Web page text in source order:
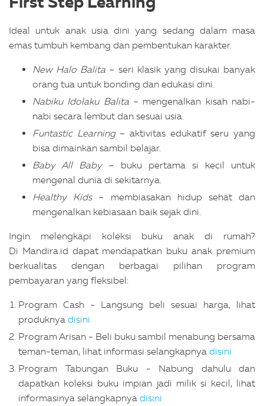
Ideal untuk anak usia dini yang sedang dalam masa
emas tumbuh kembang dan pembentukan karakter.
New Halo Balita – seri klasik yang disukai banyak
orang tua untuk bonding dan edukasi dini.
Nabiku Idolaku Balita– mengenalkan kisah nabi-
nabi secara lembut dan sesuai usia.
Funtastic Learning– aktivitas edukatif seru yang
bisa dimainkan sambil belajar.
Baby All Baby– buku pertama si kecil untuk
mengenal dunia di sekitarnya.
Healthy Kids– membiasakan hidup sehat dan
mengenalkan kebiasaan baik sejak dini.
Ingin melengkapi koleksi buku anak di rumah?
Di Mandira.id dapat mendapatkan buku anak premium
berkualitas dengan berbagai pilihan program
pembayaran yang fleksibel:
Program Cash - Langsung beli sesuai harga, lihat
produknya disini
Program Arisan - Beli buku sambil menabung bersama
teman-teman, lihat informasi selangkapnya disini
Program Tabungan Buku - Nabung dahulu dan
dapatkan koleksi buku impian jadi milik si kecil, lihat
informasinya selangkapnya disini